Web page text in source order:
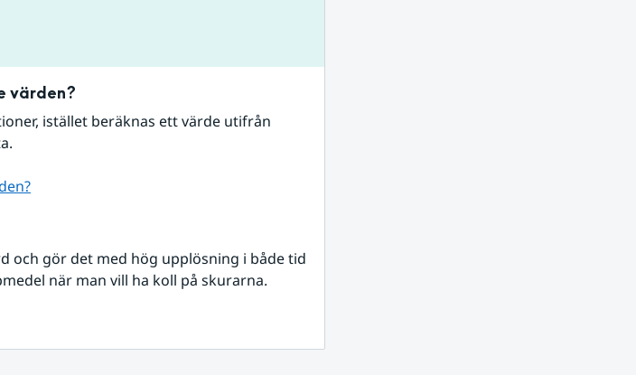
värden?
istället beräknas ett värde utifrån
och gör det med hög upplösning i både tid
när man vill ha koll på skurarna.